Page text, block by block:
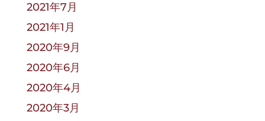
2021年7月
2021年1月
2020年9月
2020年6月
2020年4月
2020年3月